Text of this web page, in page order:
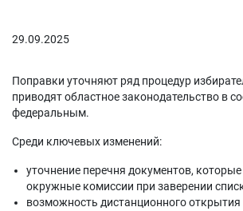
29.09.2025
Поправки уточняют ряд процедур
приводят областное законодательство в
федеральным.
Среди ключевых изменений:
уточнение перечня документов,
окружные комиссии при заверении
возможность дистанционного